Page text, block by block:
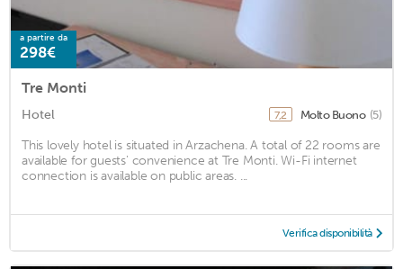
a partire da
298€
Tre Monti
Hotel 7,2 Molto Buono (5)
This lovely hotel is situated in Arzachena. A total of 22 rooms are
available for guests' convenience at Tre Monti. Wi-Fi internet
connection is available on public areas. ...
Verifica disponibilità